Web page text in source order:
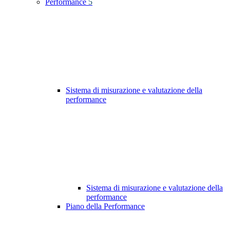
Performance 5
Sistema di misurazione e valutazione della
performance
Sistema di misurazione e valutazione della
performance
Piano della Performance